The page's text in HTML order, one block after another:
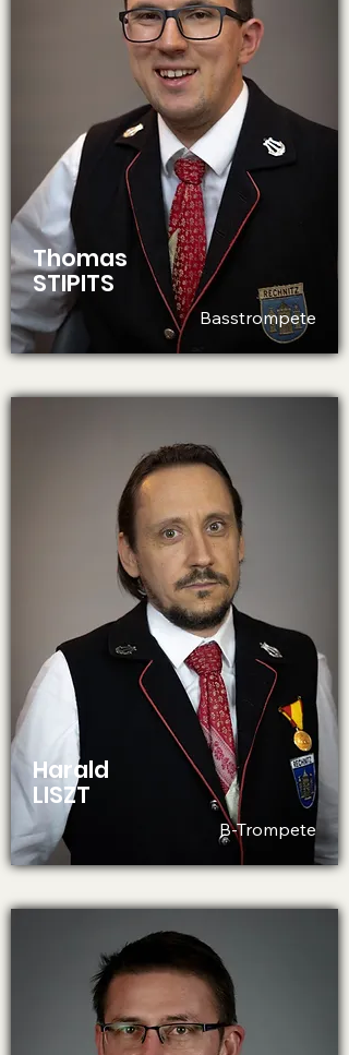
Thomas
STIPITS
Basstrompete
Harald
LISZT
B-Trompete